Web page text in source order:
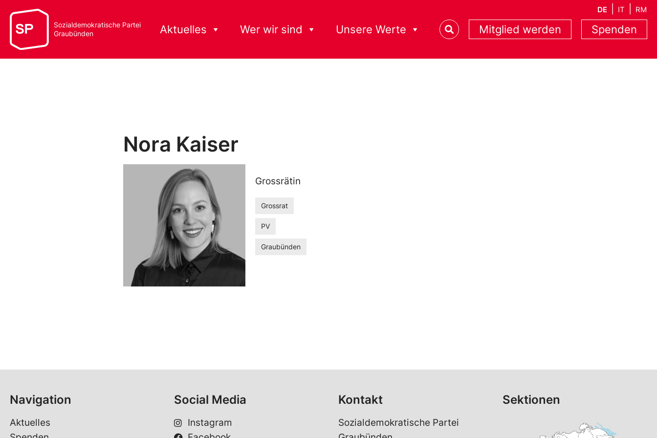
DE IT RM
Sozialdemokratische Partei
Graubünden
Aktuelles Wer wir sind Unsere Werte Mitglied werden Spenden
Nora Kaiser
Grossrätin
Grossrat
PV
Graubünden
Navigation
Aktuelles
Social Media
Instagram
Kontakt
Sozialdemokratische Partei
Sektionen